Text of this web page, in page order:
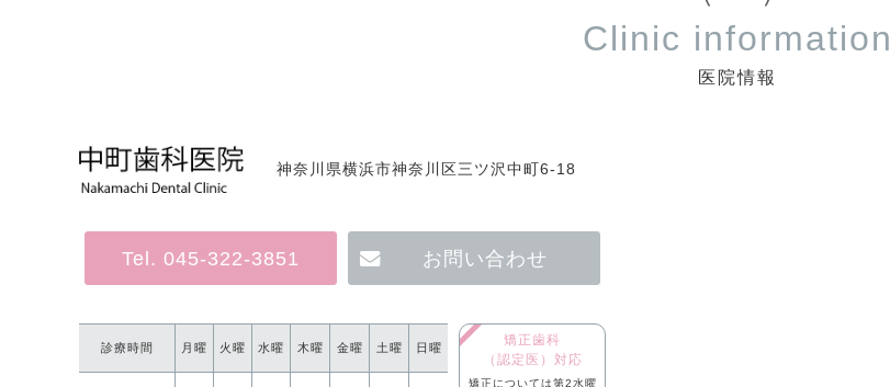
Clinic information
医院情報
神奈川県横浜市神奈川区三ツ沢中町6-18
Tel. 045-322-3851 お問い合わせ
診療時間 月曜 火曜 水曜 木曜 金曜 土曜 日曜
矯正歯科
（認定医）対応
矯正については第2水曜